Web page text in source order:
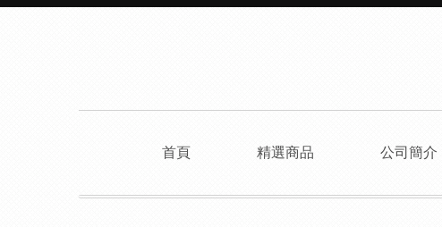
首頁 精選商品 公司簡介